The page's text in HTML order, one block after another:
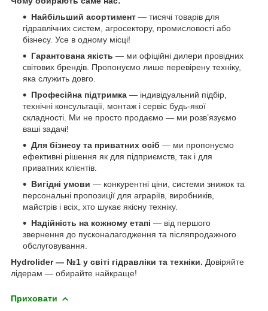
Найбільший асортимент — тисячі товарів для
гідравлічних систем, агросектору, промисловості або
бізнесу. Усе в одному місці!
Гарантована якість — ми офіційні дилери провідних
світових брендів. Пропонуємо лише перевірену техніку,
яка служить довго.
Професійна підтримка — індивідуальний підбір,
технічні консультації, монтаж і сервіс будь-якої
складності. Ми не просто продаємо — ми розв’язуємо
ваші задачі!
Для бізнесу та приватних осіб — ми пропонуємо
ефективні рішення як для підприємств, так і для
приватних клієнтів.
Вигідні умови — конкурентні ціни, системи знижок та
персональні пропозиції для аграріїв, виробників,
майстрів і всіх, хто шукає якісну техніку.
Надійність на кожному етапі — від першого
звернення до пусконалагодження та післяпродажного
обслуговування.
Hydrolider — №1 у світі гідравліки та техніки. Довіряйте
лідерам — обирайте найкраще!
Приховати